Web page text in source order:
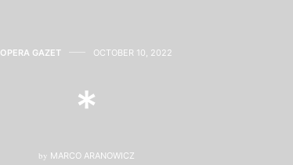
OPERA GAZET OCTOBER 10, 2022
*
by MARCO ARANOWICZ